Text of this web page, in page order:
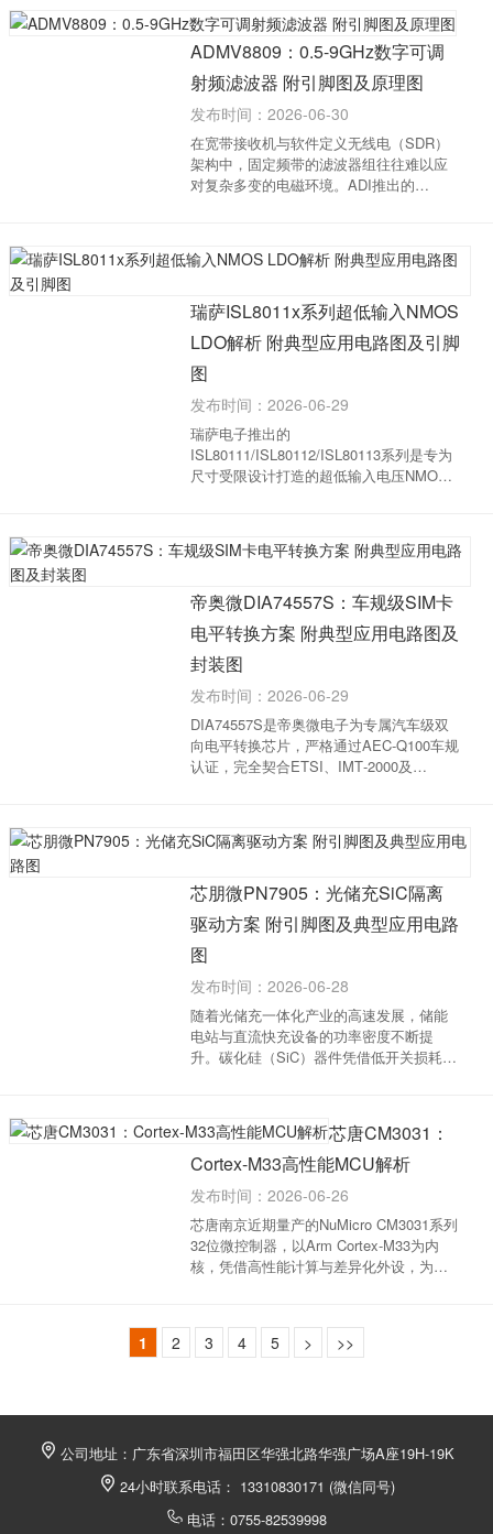
购料号：SGM3810YG/TR）。这款器件是
一款高度集成的单...
ADMV8809：0.5-9GHz数字可调
射频滤波器 附引脚图及原理图
发布时间：2026-06-30
在宽带接收机与软件定义无线电（SDR）
架构中，固定频带的滤波器组往往难以应
对复杂多变的电磁环境。ADI推出的
器（HPF）与低通滤波器（LPF）高度集
成，为0.5 GHz至9 GHz频段提供了灵活的
瑞萨ISL8011x系列超低输入NMOS
LDO解析 附典型应用电路图及引脚
图
发布时间：2026-06-29
瑞萨电子推出的
ISL80111/ISL80112/ISL80113系列是专为
尺寸受限设计打造的超低输入电压NMOS
能、尺寸与功耗之间实现了最优平衡，为
低电压数字IC提供了高精度的电源转换方
帝奥微DIA74557S：车规级SIM卡
电平转换方案 附典型应用电路图及
封装图
发布时间：2026-06-29
DIA74557S是帝奥微电子为专属汽车级双
向电平转换芯片，严格通过AEC‑Q100车规
认证，完全契合ETSI、IMT‑2000及
1.08V~1.95V，SIM卡高压侧覆盖
1.65V~3.6V，全面兼容市面主流车...
芯朋微PN7905：光储充SiC隔离
驱动方案 附引脚图及典型应用电路
图
发布时间：2026-06-28
随着光储充一体化产业的高速发展，储能
电站与直流快充设备的功率密度不断提
升。碳化硅（SiC）器件凭借低开关损耗与
代SiC隔离驱动芯片PN7905，为高频高压
系统提供核心硬件支...芯唐CM3031：
Cortex-M33高性能MCU解析
发布时间：2026-06-26
芯唐南京近期量产的NuMicro CM3031系列
32位微控制器，以Arm Cortex-M33为内
核，凭借高性能计算与差异化外设，为工
核：主频高达180 MHz，配置最大512KB
Flash与320KB RAM...
1 2 3 4 5 > >>
公司地址：广东省深圳市福田区华强北路华强广场A座19H-19K
24小时联系电话： 13310830171 (微信同号)
电话：0755-82539998